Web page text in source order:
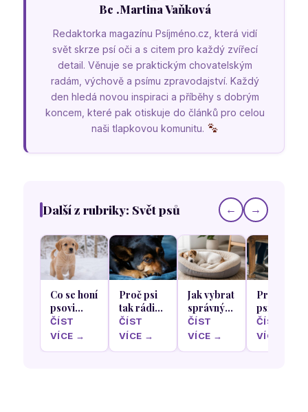
Bc .Martina Vaňková
Redaktorka magazínu Psíjméno.cz, která vidí
svět skrze psí oči a s citem pro každý zvířecí
detail. Věnuje se praktickým chovatelským
radám, výchově a psímu zpravodajství. Každý
den hledá novou inspiraci a příběhy s dobrým
koncem, které pak otiskuje do článků pro celou
naši tlapkovou komunitu.
Další z rubriky: Svět psů ← →
Co se honí
psovi
hlavou
když
ČÍST
VÍCE →
Proč psi
tak rádi
olizují
krém z
ČÍST
VÍCE →
Jak vybrat
správný
pelíšek
podle
nejoblíbenější
ČÍST
VÍCE →
Proč se
psi rádi
schovávají
pod stůl
ČÍST
VÍCE →